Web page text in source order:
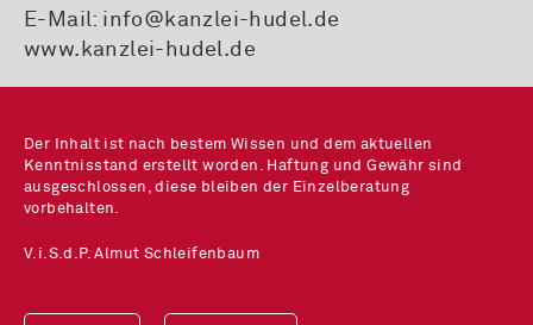
E-Mail: info@kanzlei-hudel.de
www.kanzlei-hudel.de
Der Inhalt ist nach bestem Wissen und dem aktuellen
Kenntnisstand erstellt worden. Haftung und Gewähr sind
ausgeschlossen, diese bleiben der Einzelberatung
vorbehalten.
V.i.S.d.P. Almut Schleifenbaum